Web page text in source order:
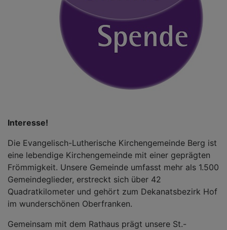
Interesse!
Die Evangelisch-Lutherische Kirchengemeinde Berg ist
eine lebendige Kirchengemeinde mit einer geprägten
Frömmigkeit. Unsere Gemeinde umfasst mehr als 1.500
Gemeindeglieder, erstreckt sich über 42
Quadratkilometer und gehört zum Dekanatsbezirk Hof
im wunderschönen Oberfranken.
Gemeinsam mit dem Rathaus prägt unsere St.-